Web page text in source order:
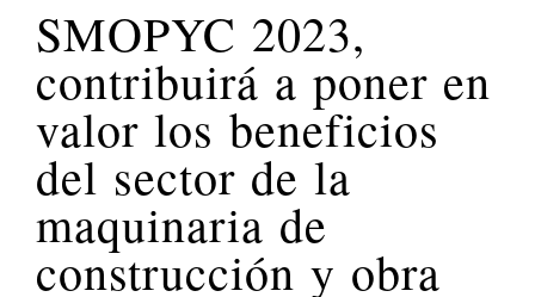
SMOPYC 2023,
contribuirá a poner en
valor los beneficios
del sector de la
maquinaria de
construcción y obra